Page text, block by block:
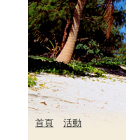
首頁 活動